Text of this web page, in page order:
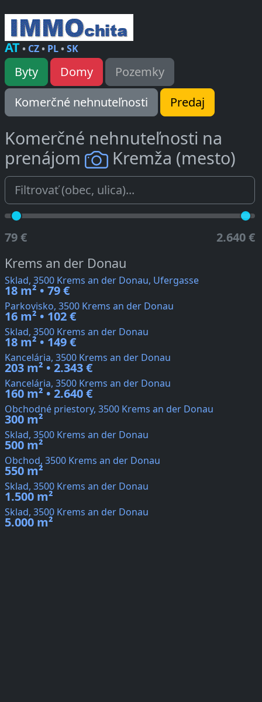
AT• CZ• PL•SK
Byty Domy
Pozemky
Komerčné nehnuteľnosti
Predaj
Komerčné nehnuteľnosti na
prenájom
Kremža (mesto)
79 € 2.640 €
Krems an der Donau
Sklad, 3500 Krems an der Donau, Ufergasse
18 m² • 79 €
Parkovisko, 3500 Krems an der Donau
16 m² • 102 €
Sklad, 3500 Krems an der Donau
18 m² • 149 €
Kancelária, 3500 Krems an der Donau
203 m² • 2.343 €
Kancelária, 3500 Krems an der Donau
160 m² • 2.640 €
Obchodné priestory, 3500 Krems an der Donau
300 m²
Sklad, 3500 Krems an der Donau
500 m²
Obchod, 3500 Krems an der Donau
550 m²
Sklad, 3500 Krems an der Donau
1.500 m²
Sklad, 3500 Krems an der Donau
5.000 m²